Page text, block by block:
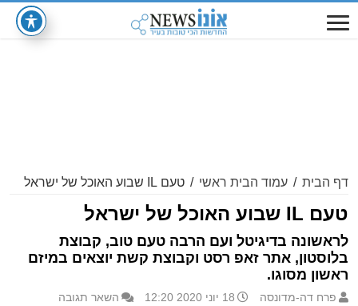
דף הבית / עמוד הבית ראשי / טעם IL שבוע האוכל של ישראל
טעם IL שבוע האוכל של ישראל
לראשונה בדיגיטל ועם הרבה טעם טוב, קבוצת
בלוסטון, אתר זאפ רסט וקבוצת קשת יוצאים במיזם
ראשון מסוגו.
פרח דה-מדונסה 18 יוני 2020 12:20 השאר תגובה